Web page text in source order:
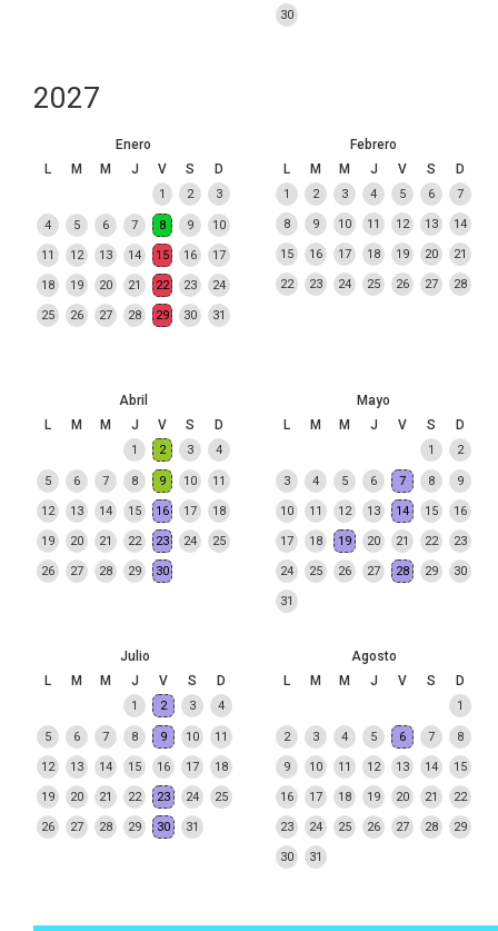
30
2027
Enero
L
M M J V S D
1 2 3
4 5 6 7 8 9 10
11 12 13 14 15 16 17
18 19 20 21 22 23 24
25 26 27 28 29 30 31
Febrero
L
M M J V S D
1 2 3 4 5 6 7
8 9 10 11 12 13 14
15 16 17 18 19 20 21
22 23 24 25 26 27 28
Abril
L
M M J V S D
1 2 3 4
5 6 7 8 9 10 11
12 13 14 15 16 17 18
19 20 21 22 23 24 25
26 27 28 29 30
Mayo
L
M M J V S D
1 2
3 4 5 6 7 8 9
10 11 12 13 14 15 16
17 18 19 20 21 22 23
24 25 26 27 28 29 30
31
Julio
L
M M J V S D
1 2 3 4
5 6 7 8 9 10 11
12 13 14 15 16 17 18
19 20 21 22 23 24 25
26 27 28 29 30 31
Agosto
L
M M J V S D
1
2 3 4 5 6 7 8
9 10 11 12 13 14 15
16 17 18 19 20 21 22
23 24 25 26 27 28 29
30 31